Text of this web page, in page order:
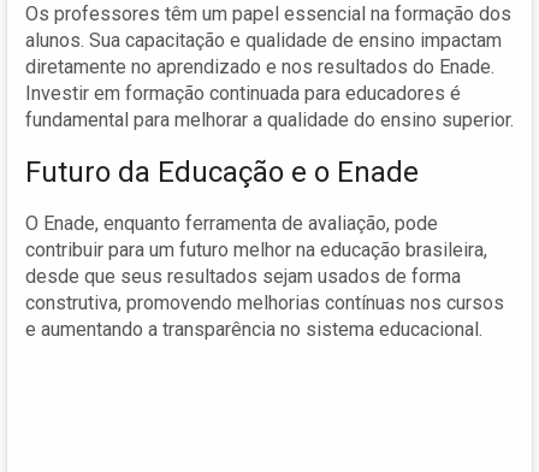
Os professores têm um papel essencial na formação dos
alunos. Sua capacitação e qualidade de ensino impactam
diretamente no aprendizado e nos resultados do Enade.
Investir em formação continuada para educadores é
fundamental para melhorar a qualidade do ensino superior.
Futuro da Educação e o Enade
O Enade, enquanto ferramenta de avaliação, pode
contribuir para um futuro melhor na educação brasileira,
desde que seus resultados sejam usados de forma
construtiva, promovendo melhorias contínuas nos cursos
e aumentando a transparência no sistema educacional.